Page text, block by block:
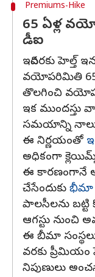
Premiums-Hike
65 ఏళ్ల
డీఐ
ఇదివరకు హెల్త్
వయోపరిమితి 65
తొలగించి
ఇక
సమయాన్ని
ఈ నిర్ణయంతో
అధికంగా
ఈ కారణంగానే ఆ
చేసేందుకు భీమా
పాలసీలను బట్టి
ఆగస్టు
ఈ బీమా
వరకు
నిపుణులు